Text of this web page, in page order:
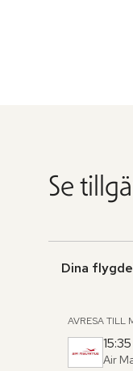
Se
Dina
AVRESA TILL
Air